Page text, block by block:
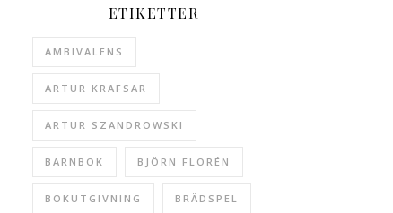
ETIKETTER
AMBIVALENS
ARTUR KRAFSAR
ARTUR SZANDROWSKI
BARNBOK BJÖRN FLORÉN
BOKUTGIVNING BRÄDSPEL